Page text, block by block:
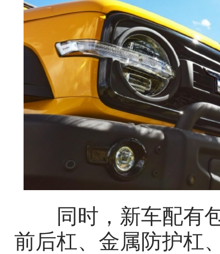
同时，新车配有包
前后杠、金属防护杠